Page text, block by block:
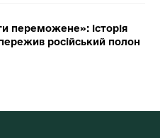
переможене»: історія
російський полон